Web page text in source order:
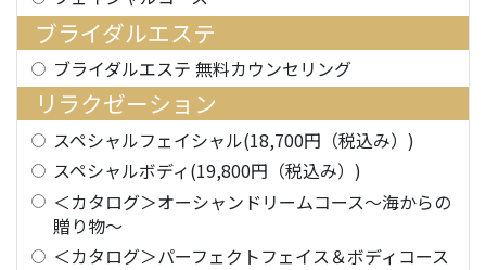
ブライダルエステ
ブライダルエステ 無料カウンセリング
リラクゼーション
スペシャルフェイシャル(18,700円（税込み）)
スペシャルボディ(19,800円（税込み）)
＜カタログ＞オーシャンドリームコース～海からの
贈り物～
＜カタログ＞パーフェクトフェイス＆ボディコース